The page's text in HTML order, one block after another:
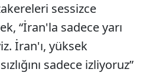
sessizce
“İran'la sadece yarı
İran'ı, yüksek
sadece izliyoruz”